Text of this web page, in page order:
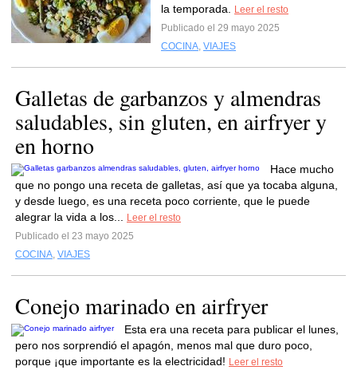
la temporada.
Leer el resto
Publicado el 29 mayo 2025
COCINA, VIAJES
Galletas de garbanzos y almendras
saludables, sin gluten, en airfryer y
en horno
Hace mucho
que no pongo una receta de galletas, así que ya tocaba alguna,
y desde luego, es una receta poco corriente, que le puede
alegrar la vida a los...
Leer el resto
Publicado el 23 mayo 2025
COCINA, VIAJES
Conejo marinado en airfryer
Esta era una receta para publicar el lunes,
pero nos sorprendió el apagón, menos mal que duro poco,
porque ¡que importante es la electricidad! Leer el resto